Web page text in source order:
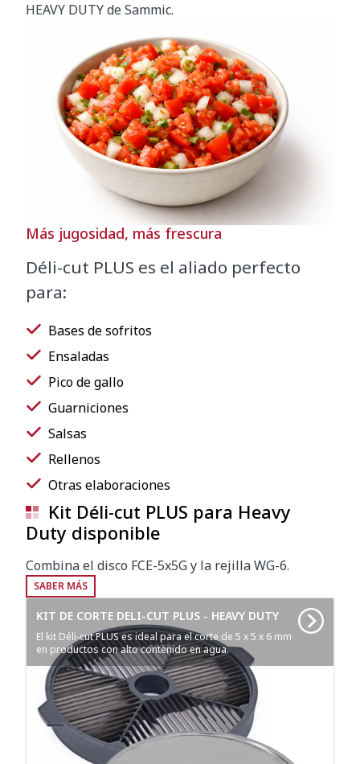
HEAVY DUTY de Sammic.
Más jugosidad, más frescura
Déli-cut PLUS es el aliado perfecto
para:
Bases de sofritos
Ensaladas
Pico de gallo
Guarniciones
Salsas
Rellenos
Otras elaboraciones
Kit Déli-cut PLUS para Heavy
Duty disponible
Combina el disco FCE-5x5G y la rejilla WG-6.
SABER MÁS
KIT DE CORTE DELI-CUT PLUS - HEAVY DUTY
El kit Déli-cut PLUS es ideal para el corte de 5 x 5 x 6 mm
en productos con alto contenido en agua.